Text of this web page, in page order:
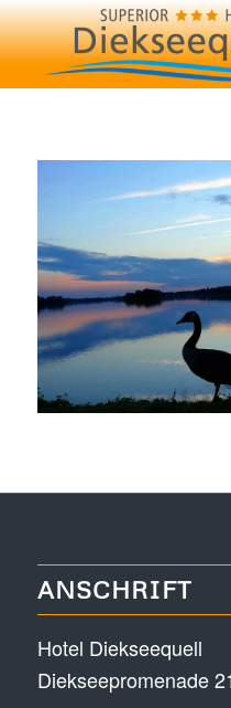
ANSCHRIFT
Hotel Diekseequell
Diekseepromenade